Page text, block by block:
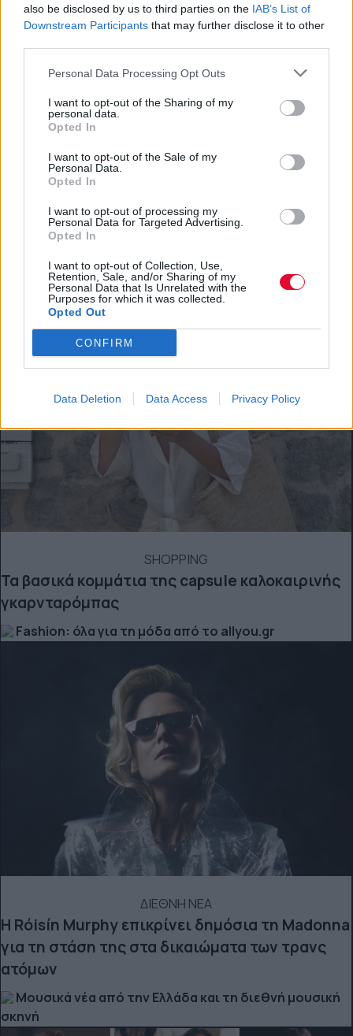
also be disclosed by us to third parties on the IAB’s List of
Downstream Participants that may further disclose it to other
Personal Data Processing Opt Outs
I want to opt-out of the Sharing of my
personal data.
Opted In
I want to opt-out of the Sale of my
Personal Data.
Opted In
I want to opt-out of processing my
Personal Data for Targeted Advertising.
Opted In
I want to opt-out of Collection, Use,
Retention, Sale, and/or Sharing of my
Personal Data that Is Unrelated with the
Purposes for which it was collected.
Opted Out
CONFIRM
Data Deletion Data Access Privacy Policy
Οι Green Day απέκτησαν το δικό τους 24ωρο
κανάλι στο YouTube με σπάνιο αρχειακό υλικό
Μουσικά νέα από την Ελλάδα και τη διεθνή μουσική
SHOPPING
Τα βασικά κομμάτια της capsule καλοκαιρινής
γκαρνταρόμπας
Fashion: όλα για τη μόδα από το allyou.gr
ΔΙΕΘΝΗ ΝΕΑ
Η Róisín Murphy επικρίνει δημόσια τη Madonna
για τη στάση της στα δικαιώματα των τρανς
ατόμων
Μουσικά νέα από την Ελλάδα και τη διεθνή μουσική
σκηνή